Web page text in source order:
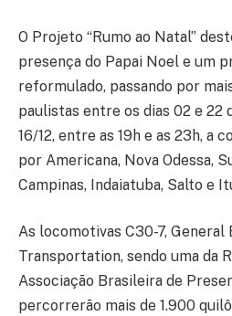
O Projeto “Rumo ao Natal”
presença do Papai Noel e um
reformulado, passando por
paulistas entre os dias 02 e 22
16/12, entre as 19h e as 23h, a
por Americana, Nova Odessa,
Campinas, Indaiatuba, Salto e
As locomotivas C30-7,
Transportation, sendo uma da
Associação Brasileira de
percorrerão mais de 1.900